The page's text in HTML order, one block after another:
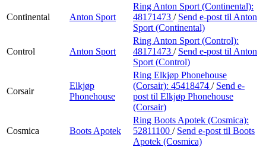
Continental Anton Sport
Ring Anton Sport (Continental):
48171473 / Send e-post til Anton
Sport (Continental)
Control Anton Sport
Ring Anton Sport (Control):
48171473 / Send e-post til Anton
Sport (Control)
Corsair
Elkjøp
Phonehouse
Ring Elkjøp Phonehouse
(Corsair): 45418474 / Send e-
post til Elkjøp Phonehouse
(Corsair)
Cosmica Boots Apotek
Ring Boots Apotek (Cosmica):
52811100 / Send e-post til Boots
Apotek (Cosmica)